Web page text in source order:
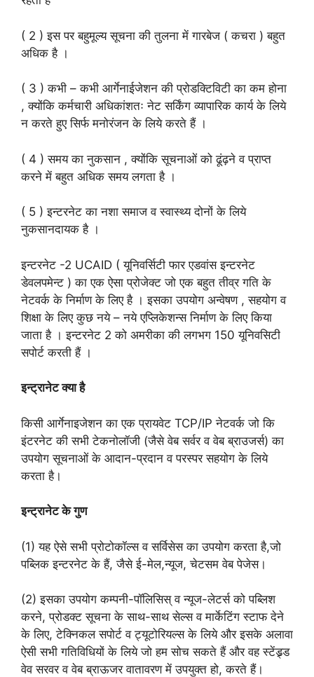
( 2 ) इस पर बहुमूल्य सूचना की तुलना में गारबेज ( कचरा ) बहुत
अधिक है ।
( 3 ) कभी – कभी आर्गेनाईजेशन की प्रोडक्टिविटी का कम होना
, क्योंकि कर्मचारी अधिकांशतः नेट सर्किंग व्यापारिक कार्य के लिये
न करते हुए सिर्फ मनोरंजन के लिये करते हैं ।
( 4 ) समय का नुकसान , क्योंकि सूचनाओं को ढूंढ़ने व प्राप्त
करने में बहुत अधिक समय लगता है ।
( 5 ) इन्टरनेट का नशा समाज व स्वास्थ्य दोनों के लिये
नुकसानदायक है ।
इन्टरनेट -2 UCAID ( यूनिवर्सिटी फार एडवांस इन्टरनेट
डेवलपमेन्ट ) का एक ऐसा प्रोजेक्ट जो एक बहुत तीव्र गति के
नेटवर्क के निर्माण के लिए है । इसका उपयोग अन्वेषण , सहयोग व
शिक्षा के लिए कुछ नये – नये एप्लिकेशन्स निर्माण के लिए किया
जाता है । इन्टरनेट 2 को अमरीका की लगभग 150 यूनिवसिटी
सपोर्ट करती हैं ।
इन्ट्रानेट क्या है
किसी आर्गेनाइजेशन का एक प्रायवेट TCP/IP नेटवर्क जो कि
इंटरनेट की सभी टेकनोलॉजी (जैसे वेब सर्वर व वेब ब्राउजर्स) का
उपयोग सूचनाओं के आदान-प्रदान व परस्पर सहयोग के लिये
करता है।
इन्ट्रानेट के गुण
(1) यह ऐसे सभी प्रोटोकॉल्स व सर्विसेस का उपयोग करता है,जो
पब्लिक इन्टरनेट के हैं, जैसे ई-मेल,न्यूज, चेटसम‌ वेब पेजेस।
(2) इसका उपयोग कम्पनी-पॉलिसिस् व न्यूज-लेटर्स को‌ पब्लिश
करने, प्रोडक्ट सूचना के साथ-साथ सेल्स व मार्केटिंग स्टाफ देने
के लिए, टेक्निकल सपोर्ट व ट्यूटोरियल्स के लिये और इसके अलावा
ऐसी सभी गतिविधियों के लिये जो हम सोच सकते हैं और वह स्टेंड्र्ड
वेव सरवर व वेब ब्राऊजर वातावरण में उपयुक्त हो, करते हैं।